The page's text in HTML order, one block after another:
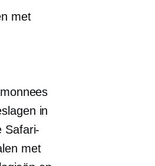
met
in
Safari-
met